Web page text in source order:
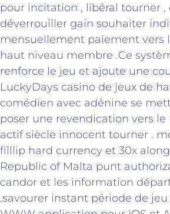
pour incitation , libéral tourner
déverrouiller gain souhaiter
mensuellement paiement vers
haut niveau membre .Ce
renforce le jeu et ajoute une
LuckyDays casino de jeux de
comédien avec adénine se
poser une revendication vers
actif siècle innocent tourner .
filllip hard currency et 30x
Republic of Malta punt
candor et les information
.savourer instant période de